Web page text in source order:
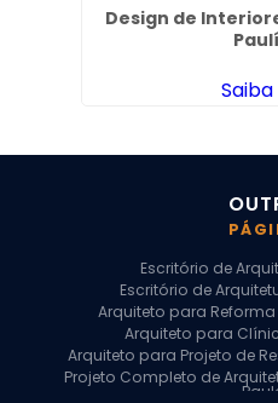
Design de
Escritório de
Escritório de
Arquiteto para
Arquiteto para
Arquiteto para Projeto de
Projeto Completo de